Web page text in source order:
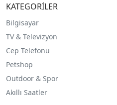
KATEGORİLER
Bilgisayar
TV & Televizyon
Cep Telefonu
Petshop
Outdoor & Spor
Akıllı Saatler